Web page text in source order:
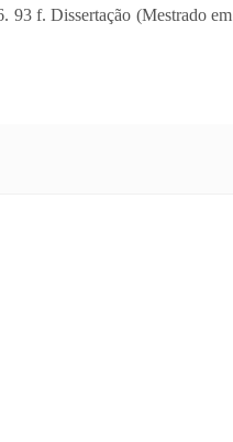
93 f. Dissertação (Mestrado em